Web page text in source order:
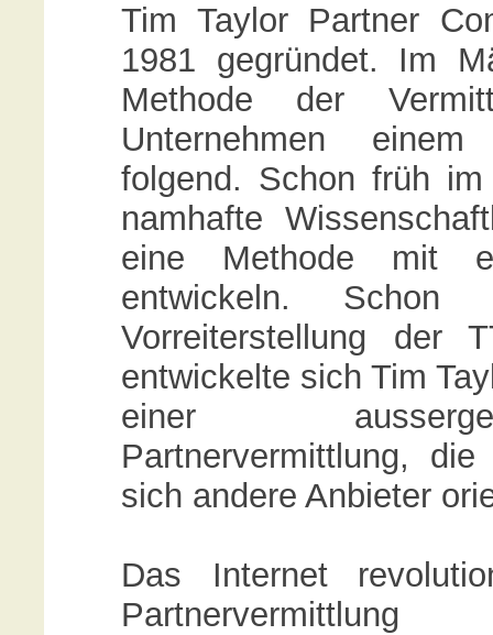
Tim Taylor Partner
1981 gegründet. Im
Methode der
Unternehmen
folgend. Schon früh
namhafte
eine Methode mit
entwickeln.
Vorreiterstellung der
entwickelte sich Tim
einer
Partnervermittlung,
sich andere Anbieter
Das Internet
Partnervermittlung